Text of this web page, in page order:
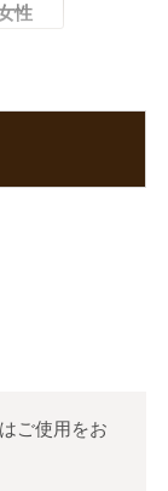
性
ご使用をお